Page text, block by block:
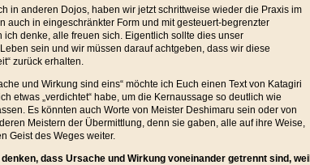
in anderen Dojos, haben wir jetzt schrittweise wieder die Praxis im
auch in eingeschränkter Form und mit gesteuert-begrenzter
ich denke, alle freuen sich. Eigentlich sollte dies unser
sein und wir müssen darauf achtgeben, dass wir diese
zurück erhalten.
und Wirkung sind eins“ möchte ich Euch einen Text von Katagiri
etwas „verdichtet“ habe, um die Kernaussage so deutlich wie
Es könnten auch Worte von Meister Deshimaru sein oder von
Meistern der Übermittlung, denn sie gaben, alle auf ihre Weise,
Geist des Weges weiter.
dass Ursache und Wirkung voneinander getrennt sind, weil